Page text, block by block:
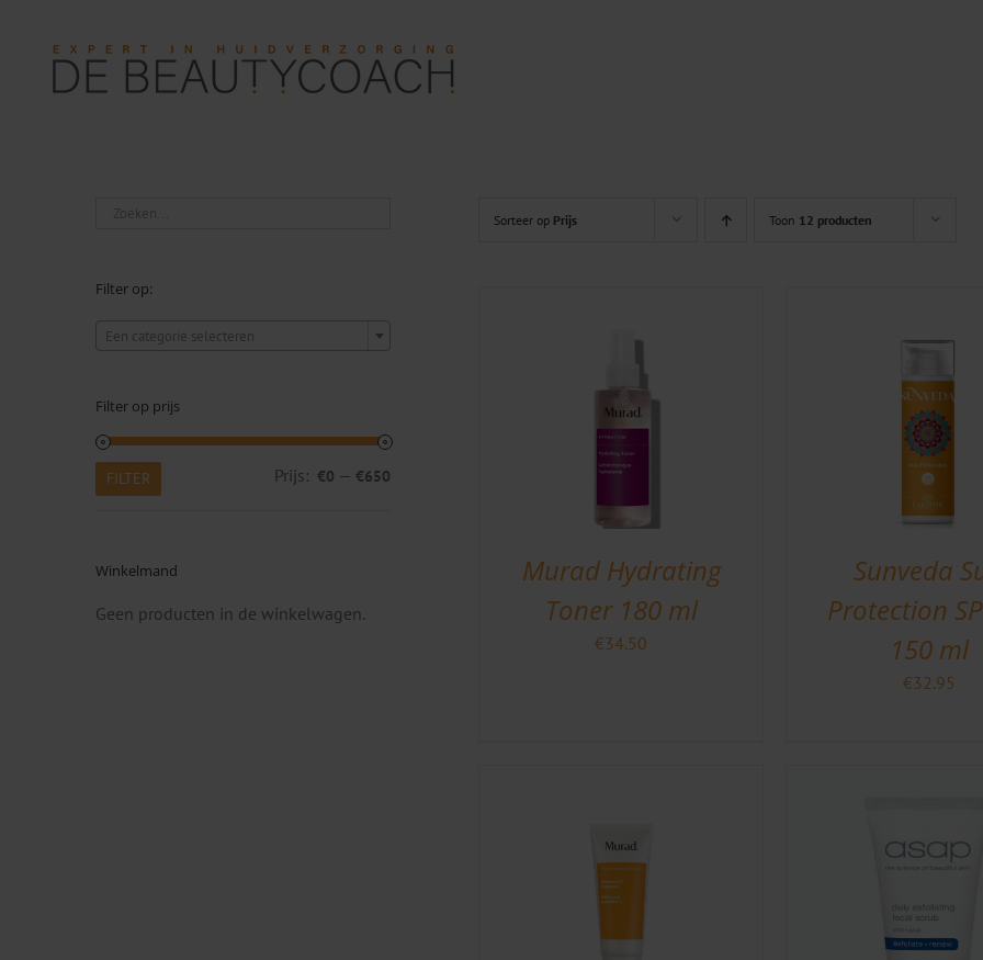
Sorteer op Prijs Toon 12 producten
Murad Hydrating
Toner 180 ml
€34.50
Sunveda
Protection
150 ml
€32.95
Filter op:
Een categorie selecteren
Filter op prijs
FILTER Prijs: €0 —€650
Winkelmand
Geen producten in de winkelwagen.